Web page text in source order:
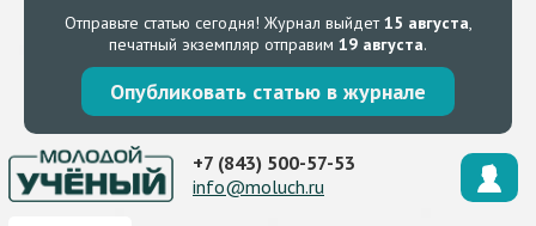
Отправьте статью сегодня! Журнал выйдет15 августа,
печатный экземпляр отправим 19 августа.
Опубликовать статью в журнале
+7 (843) 500-57-53
info@moluch.ru